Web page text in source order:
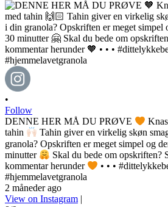
•
Follow
DENNE HER MÅ DU PRØVE
tahin
Tahin giver en virkelig skøn
granola? Opskriften er meget simpel og
minutter
Skal du bede om opskriften?
kommentar herunder
• • •
#hjemmelavetgranola
2 måneder ago
View on Instagram |